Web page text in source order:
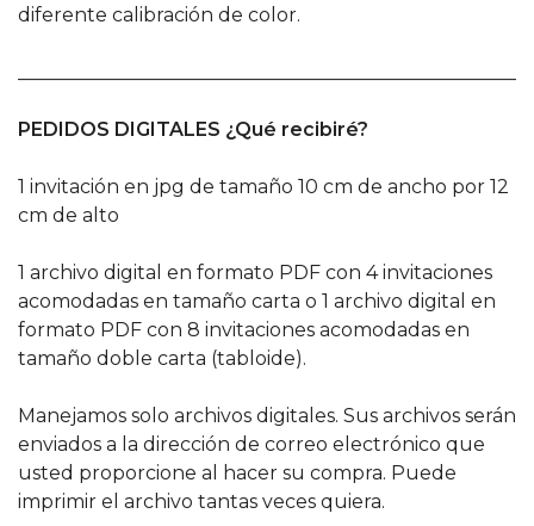
diferente calibración de color.
PEDIDOS DIGITALES ¿Qué recibiré?
1 invitación en jpg de tamaño 10 cm de ancho por 12
cm de alto
1 archivo digital en formato PDF con 4 invitaciones
acomodadas en tamaño carta o 1 archivo digital en
formato PDF con 8 invitaciones acomodadas en
tamaño doble carta (tabloide).
Manejamos solo archivos digitales. Sus archivos serán
enviados a la dirección de correo electrónico que
usted proporcione al hacer su compra. Puede
imprimir el archivo tantas veces quiera.